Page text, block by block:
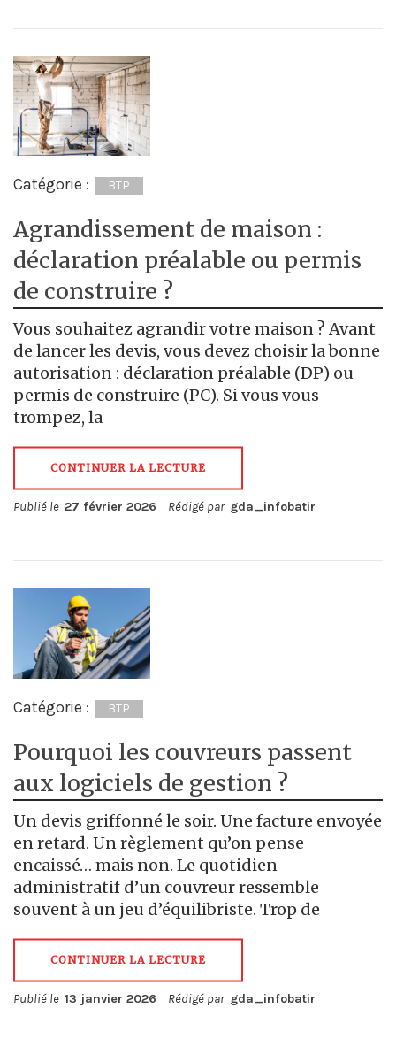
Catégorie : BTP
Agrandissement de maison :
déclaration préalable ou permis
de construire ?
Vous souhaitez agrandir votre maison ? Avant
de lancer les devis, vous devez choisir la bonne
autorisation : déclaration préalable (DP) ou
permis de construire (PC). Si vous vous
trompez, la
CONTINUER LA LECTURE
Publié le 27 février 2026 Rédigé par gda_infobatir
Catégorie : BTP
Pourquoi les couvreurs passent
aux logiciels de gestion ?
Un devis griffonné le soir. Une facture envoyée
en retard. Un règlement qu’on pense
encaissé… mais non. Le quotidien
administratif d’un couvreur ressemble
souvent à un jeu d’équilibriste. Trop de
CONTINUER LA LECTURE
Publié le 13 janvier 2026 Rédigé par gda_infobatir